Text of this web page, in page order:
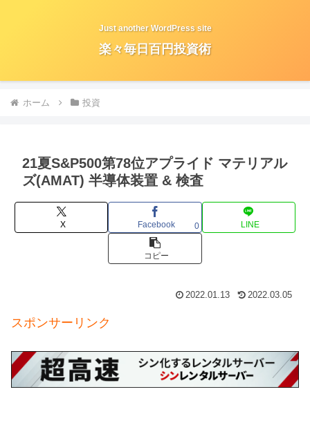
Just another WordPress site
楽々毎日百円投資術
ホーム 投資
21夏S&P500第78位アプライド マテリアル
ズ(AMAT) 半導体装置 & 検査
X Facebook 0 LINE
コピー
2022.01.13 2022.03.05
スポンサーリンク